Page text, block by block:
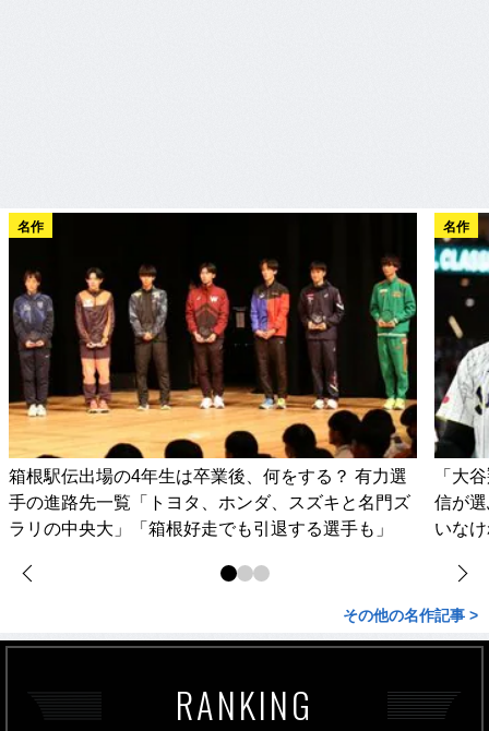
名作
箱根駅伝出場の4年生は卒業後、何をする？ 有力選
手の進路先一覧「トヨタ、ホンダ、スズキと名門ズ
ラリの中央大」「箱根好走でも引退する選手も」
名作
「大
信が
いな
その他の名作記事 >
RANKING